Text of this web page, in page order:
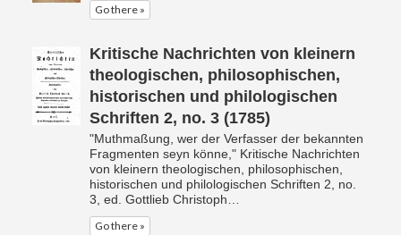
Go there »
Kritische Nachrichten von kleinern
theologischen, philosophischen,
historischen und philologischen
Schriften 2, no. 3 (1785)
"Muthmaßung, wer der Verfasser der bekannten
Fragmenten seyn könne," Kritische Nachrichten
von kleinern theologischen, philosophischen,
historischen und philologischen Schriften 2, no.
3, ed. Gottlieb Christoph…
Go there »